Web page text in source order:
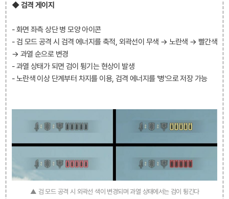
◆ 검격 게이지
- 화면 좌측 상단 병 모양 아이콘
- 검 모드 공격 시 검격 에너지를 축적, 외곽선이 무색 → 노란색 → 빨간색
→ 과열 순으로 변경
- 과열 상태가 되면 검이 튕기는 현상이 발생
- 노란색 이상 단계부터 차지를 이용, 검격 에너지를 '병'으로 저장 가능
▲ 검 모드 공격 시 외곽선 색이 변경되며 과열 상태에서는 검이 튕긴다